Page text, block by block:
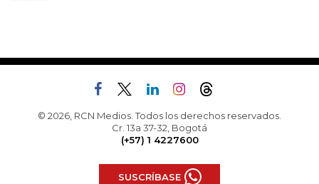
© 2026, RCN Medios. Todos los derechos reservados.
Cr. 13a 37-32, Bogotá
(+57) 1 4227600
SUSCRÍBASE